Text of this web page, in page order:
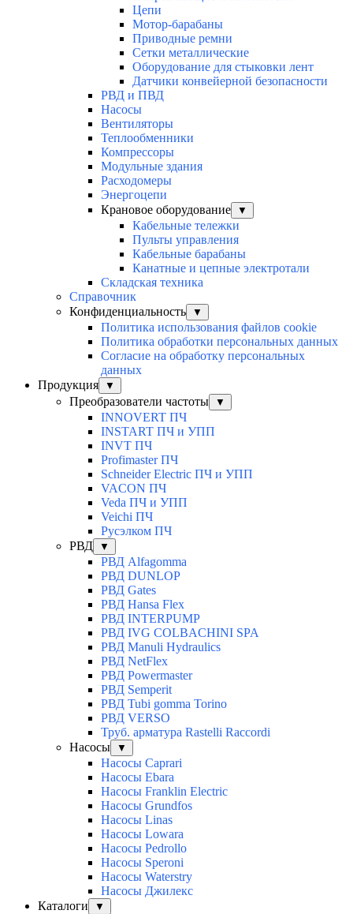
Цепи
Мотор-барабаны
Приводные ремни
Сетки металлические
Оборудование для стыковки лент
Датчики конвейерной безопасности
РВД и ПВД
Насосы
Вентиляторы
Теплообменники
Компрессоры
Модульные здания
Расходомеры
Энергоцепи
Крановое оборудование
▼
Кабельные тележки
Пульты управления
Кабельные барабаны
Канатные и цепные электротали
Складская техника
Справочник
Конфиденциальность
▼
Политика использования файлов cookie
Политика обработки персональных данных
Согласие на обработку персональных
данных
Продукция
▼
Преобразователи частоты ▼
INNOVERT ПЧ
INSTART ПЧ и УПП
INVT ПЧ
Profimaster ПЧ
Schneider Electric ПЧ и УПП
VACON ПЧ
Veda ПЧ и УПП
Veichi ПЧ
Русэлком ПЧ
РВД
▼
РВД Alfagomma
РВД DUNLOP
РВД Gates
РВД Hansa Flex
РВД INTERPUMP
РВД IVG COLBACHINI SPA
РВД Manuli Hydraulics
РВД NetFlex
РВД Powermaster
РВД Semperit
РВД Tubi gomma Torino
РВД VERSO
Труб. арматура Rastelli Raccordi
Насосы
▼
Насосы Caprari
Насосы Ebara
Насосы Franklin Electric
Насосы Grundfos
Насосы Linas
Насосы Lowara
Насосы Pedrollo
Насосы Speroni
Насосы Waterstry
Насосы Джилекс
Каталоги
▼